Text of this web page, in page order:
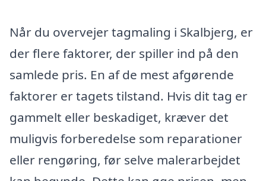
Når du overvejer tagmaling i Skalbjerg, er
der flere faktorer, der spiller ind på den
samlede pris. En af de mest afgørende
faktorer er tagets tilstand. Hvis dit tag er
gammelt eller beskadiget, kræver det
muligvis forberedelse som reparationer
eller rengøring, før selve malerarbejdet